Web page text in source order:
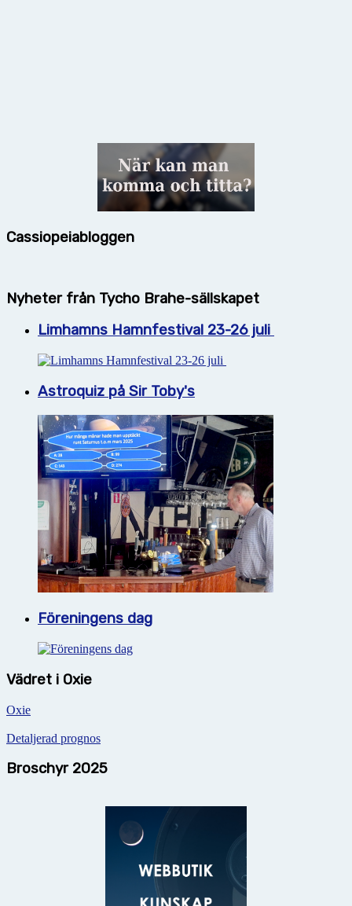
Cassiopeiabloggen
Nyheter från Tycho Brahe-sällskapet
Limhamns Hamnfestival 23-26 juli
Astroquiz på Sir Toby's
Föreningens dag
Vädret i Oxie
Oxie
Detaljerad prognos
Broschyr 2025